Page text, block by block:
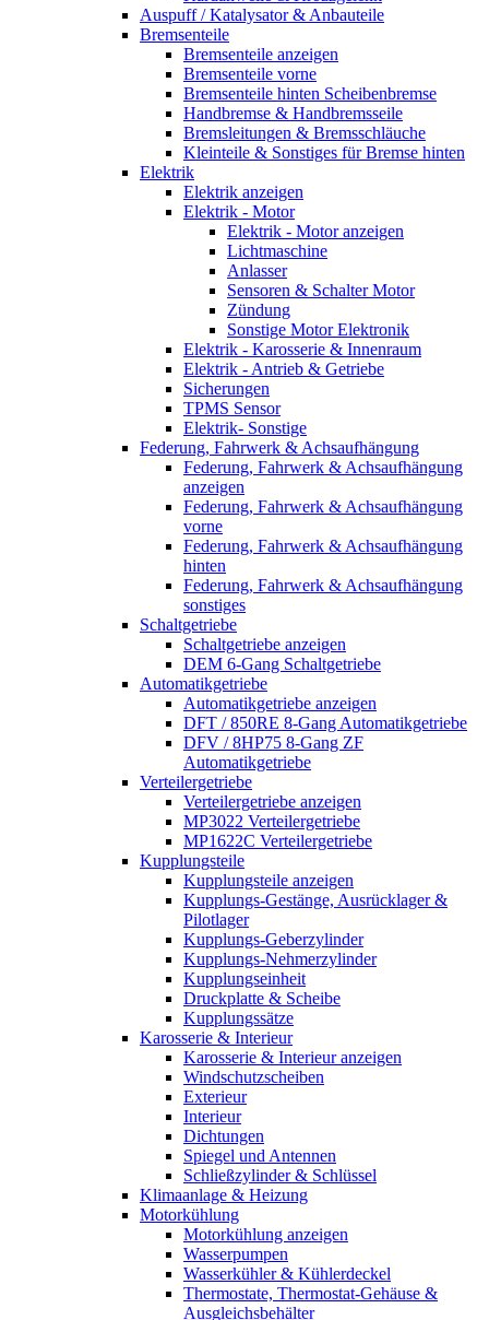
Auspuff / Katalysator & Anbauteile
Bremsenteile
Bremsenteile anzeigen
Bremsenteile vorne
Bremsenteile hinten Scheibenbremse
Handbremse & Handbremsseile
Bremsleitungen & Bremsschläuche
Kleinteile & Sonstiges für Bremse hinten
Elektrik
Elektrik anzeigen
Elektrik - Motor
Elektrik - Motor anzeigen
Lichtmaschine
Anlasser
Sensoren & Schalter Motor
Zündung
Sonstige Motor Elektronik
Elektrik - Karosserie & Innenraum
Elektrik - Antrieb & Getriebe
Sicherungen
TPMS Sensor
Elektrik- Sonstige
Federung, Fahrwerk & Achsaufhängung
Federung, Fahrwerk & Achsaufhängung
anzeigen
Federung, Fahrwerk & Achsaufhängung
vorne
Federung, Fahrwerk & Achsaufhängung
hinten
Federung, Fahrwerk & Achsaufhängung
sonstiges
Schaltgetriebe
Schaltgetriebe anzeigen
DEM 6-Gang Schaltgetriebe
Automatikgetriebe
Automatikgetriebe anzeigen
DFT / 850RE 8-Gang Automatikgetriebe
DFV / 8HP75 8-Gang ZF
Automatikgetriebe
Verteilergetriebe
Verteilergetriebe anzeigen
MP3022 Verteilergetriebe
MP1622C Verteilergetriebe
Kupplungsteile
Kupplungsteile anzeigen
Kupplungs-Gestänge, Ausrücklager &
Pilotlager
Kupplungs-Geberzylinder
Kupplungs-Nehmerzylinder
Kupplungseinheit
Druckplatte & Scheibe
Kupplungssätze
Karosserie & Interieur
Karosserie & Interieur anzeigen
Windschutzscheiben
Exterieur
Interieur
Dichtungen
Spiegel und Antennen
Schließzylinder & Schlüssel
Klimaanlage & Heizung
Motorkühlung
Motorkühlung anzeigen
Wasserpumpen
Wasserkühler & Kühlerdeckel
Thermostate, Thermostat-Gehäuse &
Ausgleichsbehälter